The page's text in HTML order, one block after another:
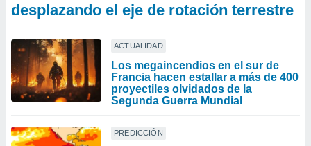
desplazando el eje de rotación terrestre
ACTUALIDAD
Los megaincendios en el sur de
Francia hacen estallar a más de 400
proyectiles olvidados de la
Segunda Guerra Mundial
PREDICCIÓN